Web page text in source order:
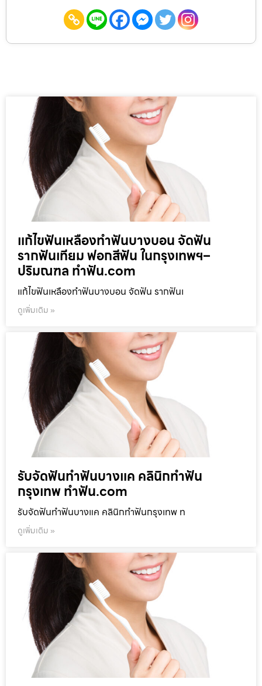
แก้ไขฟันเหลืองทำฟันบางบอน จัดฟัน
รากฟันเทียม ฟอกสีฟัน ในกรุงเทพฯ–
ปริมณฑล ทำฟัน.com
แก้ไขฟันเหลืองทำฟันบางบอน จัดฟัน รากฟันเ
ดูเพิ่มเติม »
รับจัดฟันทำฟันบางแค คลินิกทำฟัน
กรุงเทพ ทำฟัน.com
รับจัดฟันทำฟันบางแค คลินิกทำฟันกรุงเทพ ท
ดูเพิ่มเติม »